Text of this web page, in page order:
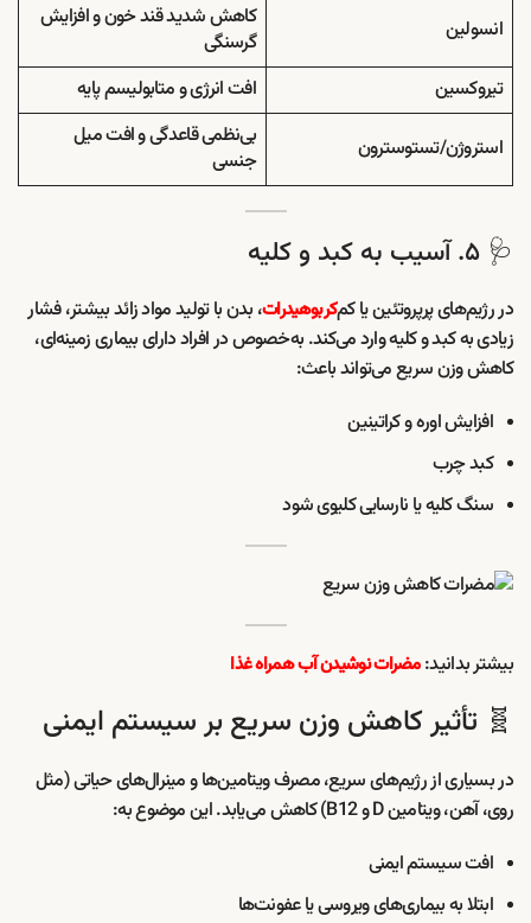
انسولین
کاهش شدید قند خون و افزایش
گرسنگی
تیروکسین
افت انرژی و متابولیسم پایه
استروژن/تستوسترون
بی‌نظمی قاعدگی و افت میل
جنسی
🩺 ۵. آسیب به کبد و کلیه
در رژیم‌های پرپروتئین یا کم‌کربوهیدرات، بدن با تولید مواد زائد بیشتر، فشار
زیادی به کبد و کلیه وارد می‌کند. به‌خصوص در افراد دارای بیماری زمینه‌ای،
کاهش وزن سریع می‌تواند باعث:
افزایش اوره و کراتینین
کبد چرب
سنگ کلیه یا نارسایی کلیوی شود
بیشتر بدانید:مضرات نوشیدن آب همراه غذا
🧬 تأثیر کاهش وزن سریع بر سیستم ایمنی
در بسیاری از رژیم‌های سریع، مصرف ویتامین‌ها و مینرال‌های حیاتی (مثل
روی، آهن، ویتامین D و B12) کاهش می‌یابد. این موضوع به:
افت سیستم ایمنی
ابتلا به بیماری‌های ویروسی یا عفونت‌ها